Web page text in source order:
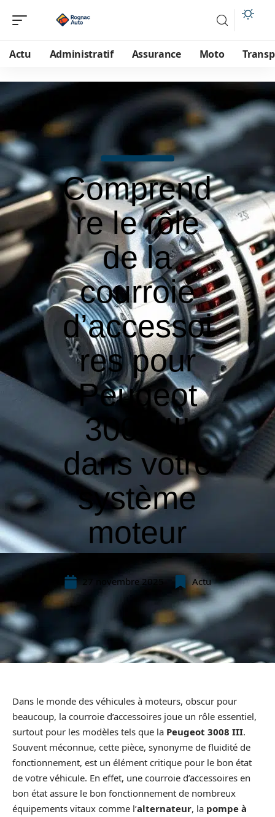
Actu Administratif Assurance Moto
Comprend
re le rôle
de la
courroie
d’accessoi
res pour
Peugeot
3008 III
dans votre
système
moteur
27 novembre 2025 Actu
Dans le monde des véhicules à moteurs, obscur pour
beaucoup, la courroie d’accessoires joue un rôle essentiel,
surtout pour les modèles tels que la Peugeot 3008 III.
Souvent méconnue, cette pièce, synonyme de fluidité de
fonctionnement, est un élément critique pour le bon état
de votre véhicule. En effet, une courroie d’accessoires en
bon état assure le bon fonctionnement de nombreux
équipements vitaux comme l’alternateur, la pompe à